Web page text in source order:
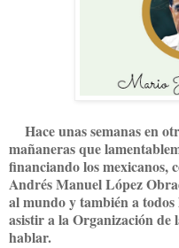
Hace unas semanas en
mañaneras que
financiando los mexicanos,
Andrés Manuel López
al mundo y también a todos
asistir a la Organización de
hablar.